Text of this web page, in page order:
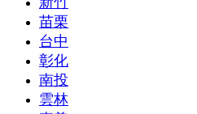
苗栗
台中
彰化
南投
雲林